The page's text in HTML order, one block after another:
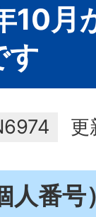
10月
す
更
人番号